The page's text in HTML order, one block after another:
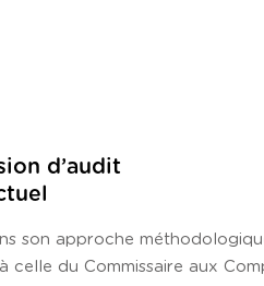
d’audit
son approche
celle du Commissaire aux